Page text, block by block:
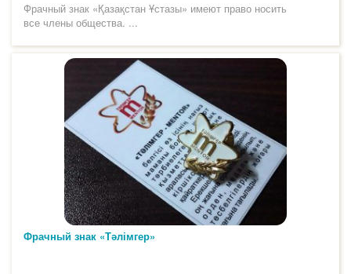
Фрачный знак «Қазақстан Ұстазы» имеют право носить
все члены общества. ...
Фрачный знак «Тәлімгер»